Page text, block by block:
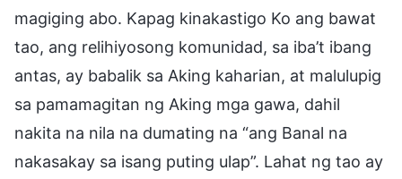
magiging abo. Kapag kinakastigo Ko ang bawat
tao, ang relihiyosong komunidad, sa iba’t ibang
antas, ay babalik sa Aking kaharian, at malulupig
sa pamamagitan ng Aking mga gawa, dahil
nakita na nila na dumating na “ang Banal na
nakasakay sa isang puting ulap”. Lahat ng tao ay